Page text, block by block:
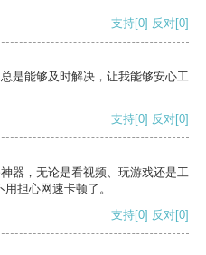
支持[0] 反对[0]
是能够及时解决，让我能够安心工
支持[0] 反对[0]
器，无论是看视频、玩游戏还是工
担心网速卡顿了。
支持[0] 反对[0]